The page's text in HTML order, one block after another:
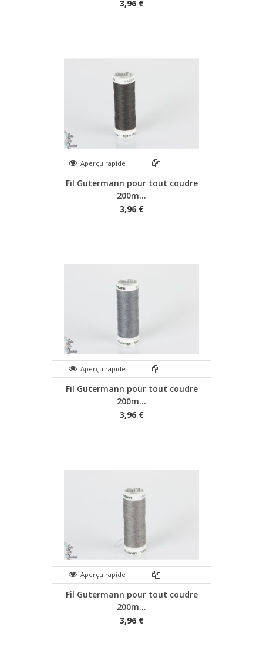
3,96 €
Aperçu rapide
Fil Gutermann pour tout coudre
200m...
3,96 €
Aperçu rapide
Fil Gutermann pour tout coudre
200m...
3,96 €
Aperçu rapide
Fil Gutermann pour tout coudre
200m...
3,96 €